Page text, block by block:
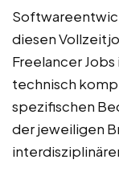
diesen
Freelancer
technisch
spezifischen
der jeweiligen